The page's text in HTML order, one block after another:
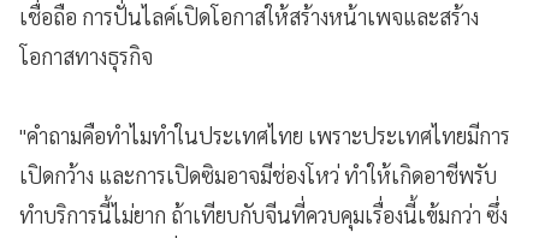
เชื่อถือ การปั่นไลค์เปิดโอกาสให้สร้างหน้าเพจและสร้าง
โอกาสทางธุรกิจ
"คำถามคือทำไมทำในประเทศไทย เพราะประเทศไทยมีการ
เปิดกว้าง และการเปิดซิมอาจมีช่องโหว่ ทำให้เกิดอาชีพรับ
ทำบริการนี้ไม่ยาก ถ้าเทียบกับจีนที่ควบคุมเรื่องนี้เข้มกว่า ซึ่ง